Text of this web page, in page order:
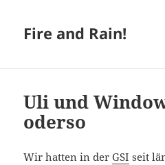
Fire and Rain!
Uli und
oderso
Wir hatten in derGSI seit